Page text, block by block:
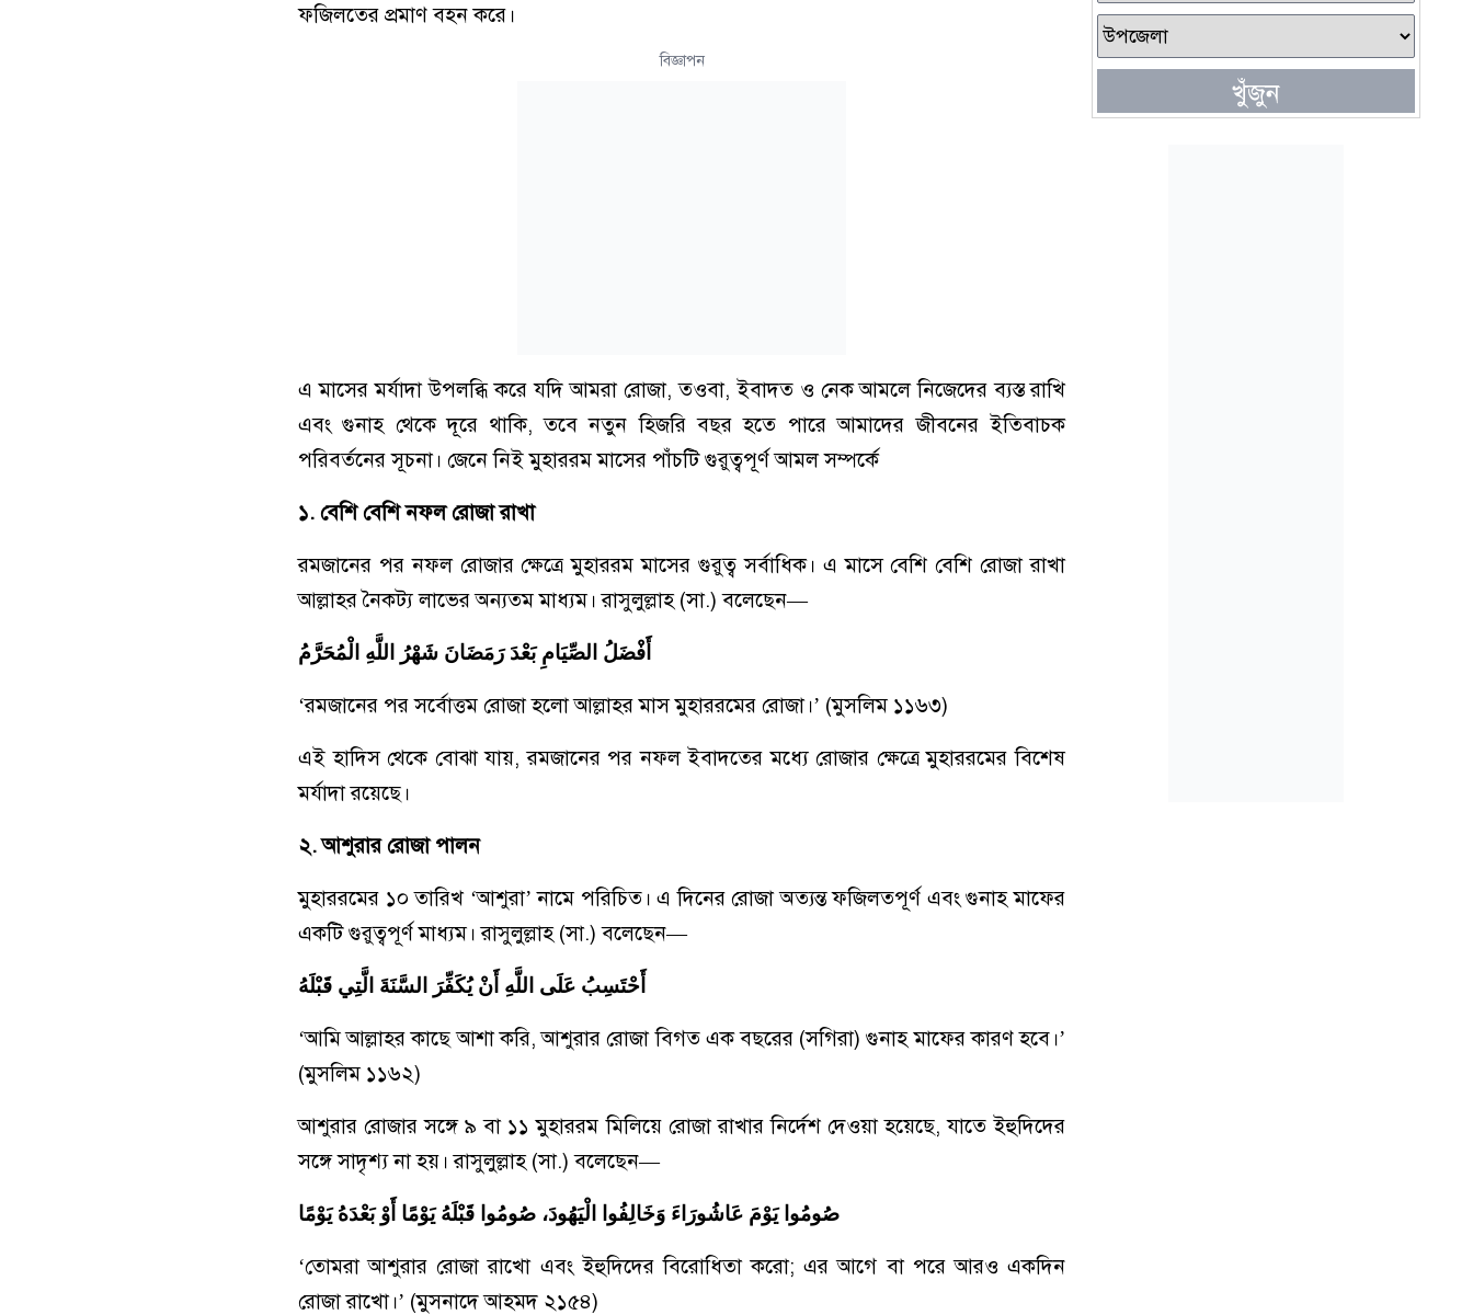
ফজিলতের প্রমাণ বহন করে।
বিজ্ঞাপন
এ মাসের মর্যাদা উপলব্ধি করে যদি আমরা রোজা, তওবা, ইবাদত ও নেক আমলে নিজেদের ব্যস্ত রাখি
এবং গুনাহ থেকে দূরে থাকি, তবে নতুন হিজরি বছর হতে পারে আমাদের জীবনের ইতিবাচক
পরিবর্তনের সূচনা। জেনে নিই মুহাররম মাসের পাঁচটি গুরুত্বপূর্ণ আমল সম্পর্কে
১. বেশি বেশি নফল রোজা রাখা
রমজানের পর নফল রোজার ক্ষেত্রে মুহাররম মাসের গুরুত্ব সর্বাধিক। এ মাসে বেশি বেশি রোজা রাখা
আল্লাহর নৈকট্য লাভের অন্যতম মাধ্যম। রাসুলুল্লাহ (সা.) বলেছেন—
أَفْضَلُ الصِّيَامِ بَعْدَ رَمَضَانَ شَهْرُ اللَّهِ الْمُحَرَّمُ
‘রমজানের পর সর্বোত্তম রোজা হলো আল্লাহর মাস মুহাররমের রোজা।’ (মুসলিম ১১৬৩)
এই হাদিস থেকে বোঝা যায়, রমজানের পর নফল ইবাদতের মধ্যে রোজার ক্ষেত্রে মুহাররমের বিশেষ
মর্যাদা রয়েছে।
২. আশুরার রোজা পালন
মুহাররমের ১০ তারিখ ‘আশুরা’ নামে পরিচিত। এ দিনের রোজা অত্যন্ত ফজিলতপূর্ণ এবং গুনাহ মাফের
একটি গুরুত্বপূর্ণ মাধ্যম। রাসুলুল্লাহ (সা.) বলেছেন—
أَحْتَسِبُ عَلَى اللَّهِ أَنْ يُكَفِّرَ السَّنَةَ الَّتِي قَبْلَهُ
‘আমি আল্লাহর কাছে আশা করি, আশুরার রোজা বিগত এক বছরের (সগিরা) গুনাহ মাফের কারণ হবে।’
(মুসলিম ১১৬২)
আশুরার রোজার সঙ্গে ৯ বা ১১ মুহাররম মিলিয়ে রোজা রাখার নির্দেশ দেওয়া হয়েছে, যাতে ইহুদিদের
সঙ্গে সাদৃশ্য না হয়। রাসুলুল্লাহ (সা.) বলেছেন—
صُومُوا يَوْمَ عَاشُورَاءَ وَخَالِفُوا الْيَهُودَ، صُومُوا قَبْلَهُ يَوْمًا أَوْ بَعْدَهُ يَوْمًا
‘তোমরা আশুরার রোজা রাখো এবং ইহুদিদের বিরোধিতা করো; এর আগে বা পরে আরও একদিন
রোজা রাখো।’ (মুসনাদে আহমদ ২১৫৪)
খুঁজুন